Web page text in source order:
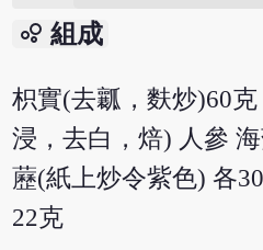
bubble_chart 組成
枳實(去瓤，麩炒)60
浸，去白，焙) 人參
藶(紙上炒令紫色) 各
22克